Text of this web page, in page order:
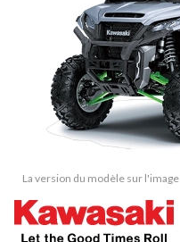
La version du modèle sur l'image